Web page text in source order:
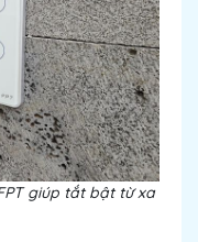
giúp tắt bật từ xa